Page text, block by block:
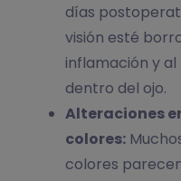
días
visión esté
inflamación y
dentro del ojo.
Alteraciones
colores:
colores